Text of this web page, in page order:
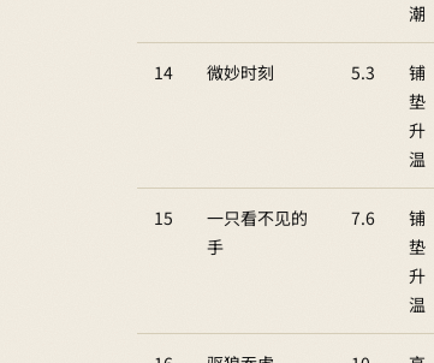
潮
14 微妙时刻 5.3
铺
垫
升
温
15
一只看不见的
手
7.6
铺
垫
升
温